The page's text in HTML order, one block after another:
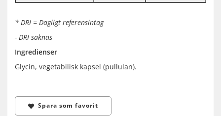
* DRI = Dagligt referensintag
- DRI saknas
Ingredienser
Glycin, vegetabilisk kapsel (pullulan).
Spara som favorit